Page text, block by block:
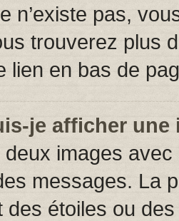
n’existe pas,
trouverez plus
lien en bas de
je afficher une
images
messages. La
des étoiles ou